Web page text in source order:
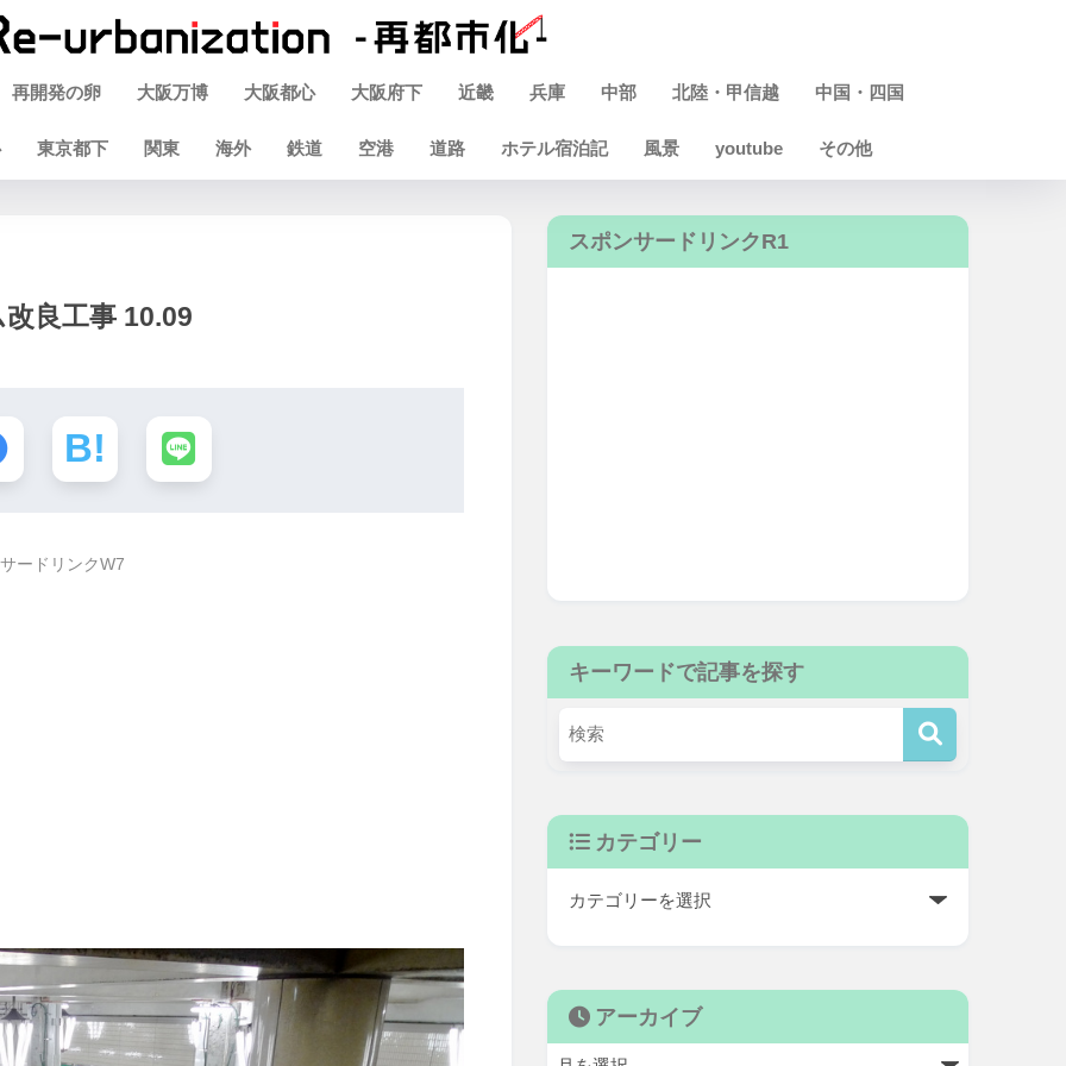
再開発の卵 大阪万博 大阪都心 大阪府下 近畿 兵庫 中部 北陸・甲信越 中国・四国
東京都下 関東 海外 鉄道 空港 道路 ホテル宿泊記 風景 youtube その他
良工事 10.09
ードリンクW7
スポンサードリンクR1
キーワードで記事を探す
カテゴリー
アーカイブ